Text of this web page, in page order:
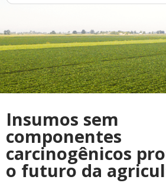
Insumos sem
componentes
carcinogênicos
o futuro da